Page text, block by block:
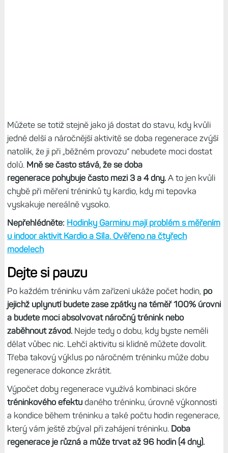
Můžete se totiž stejně jako já dostat do stavu, kdy kvůli
jedné delší a náročnější aktivitě se doba regenerace zvýší
natolik, že ji při „běžném provozu“ nebudete moci dostat
dolů. Mně se často stává, že se doba
regenerace pohybuje často mezi 3 a 4 dny. A to jen kvůli
chybě při měření tréninků ty kardio, kdy mi tepovka
vyskakuje nereálně vysoko.
Nepřehlédněte: Hodinky Garminu mají problém s měřením
u indoor aktivit Kardio a Síla. Ověřeno na čtyřech
modelech
Dejte si pauzu
Po každém tréninku vám zařízení ukáže počet hodin, po
jejichž uplynutí budete zase zpátky na téměř 100% úrovni
a budete moci absolvovat náročný trénink nebo
zaběhnout závod.Nejde tedy o dobu, kdy byste neměli
dělat vůbec nic. Lehčí aktivitu si klidně můžete dovolit.
Třeba takový výklus po náročném tréninku může dobu
regenerace dokonce zkrátit.
Výpočet doby regenerace využívá kombinaci skóre
tréninkového efektu daného tréninku, úrovně výkonnosti
a kondice během tréninku a také počtu hodin regenerace,
který vám ještě zbýval při zahájení tréninku. Doba
regenerace je různá a může trvat až 96 hodin (4 dny).